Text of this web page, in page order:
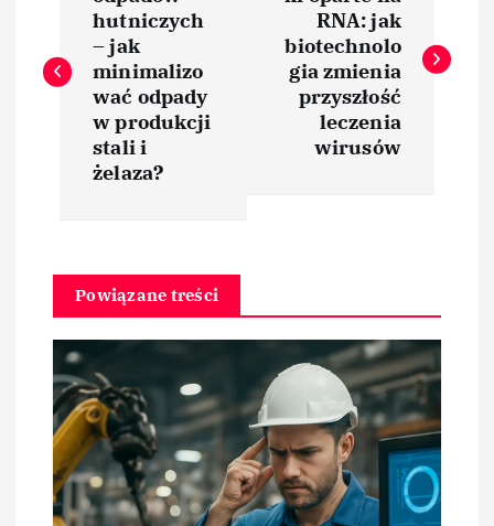
w
c
a
w
p
hutniczych
– jak
minimalizo
wać odpady
w produkcji
stali i
żelaza?
RNA: jak
biotechnolo
gia zmienia
przyszłość
leczenia
wirusów
Powiązane treści